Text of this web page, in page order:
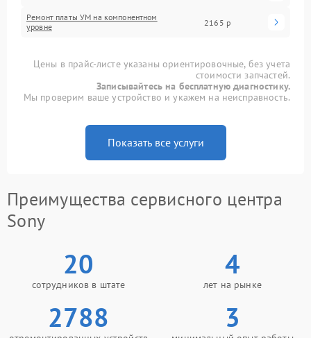
Ремонт платы УМ на компонентном
уровне
2165 р
Цены в прайс-листе указаны ориентировочные, без учета
стоимости запчастей.
Записывайтесь на бесплатную диагностику.
Мы проверим ваше устройство и укажем на неисправность.
Показать все услуги
Преимущества сервисного центра
Sony
20
сотрудников в штате
4
лет на рынке
2788 3